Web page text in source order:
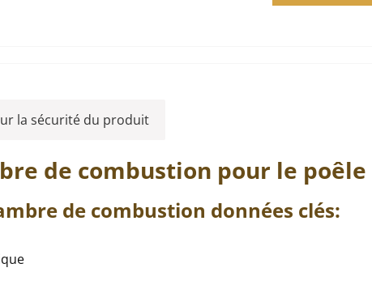
la sécurité du produit
de combustion pour le poêle
de combustion données clés: